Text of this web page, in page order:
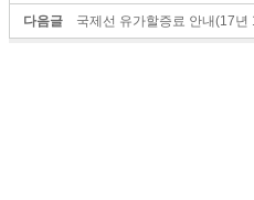
다음글 국제선 유가할증료 안내(17년